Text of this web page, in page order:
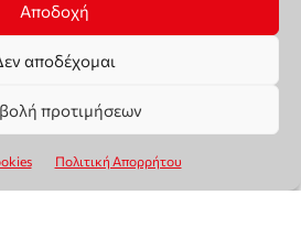
Αποδοχή
αποδέχομαι
προτιμήσεων
Πολιτική Απορρήτου